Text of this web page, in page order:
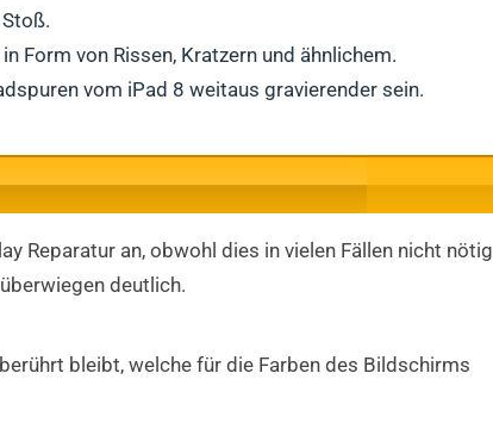
Form von Rissen, Kratzern und ähnlichem.
vom iPad 8 weitaus gravierender sein.
Reparatur an, obwohl dies in vielen Fällen nicht nötig
deutlich.
bleibt, welche für die Farben des Bildschirms